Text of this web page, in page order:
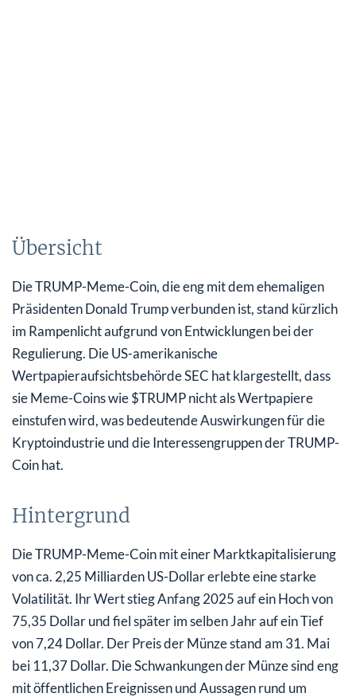
Übersicht
Die TRUMP-Meme-Coin, die eng mit dem ehemaligen
Präsidenten Donald Trump verbunden ist, stand kürzlich
im Rampenlicht aufgrund von Entwicklungen bei der
Regulierung. Die US-amerikanische
Wertpapieraufsichtsbehörde SEC hat klargestellt, dass
sie Meme-Coins wie $TRUMP nicht als Wertpapiere
einstufen wird, was bedeutende Auswirkungen für die
Kryptoindustrie und die Interessengruppen der TRUMP-
Coin hat.
Hintergrund
Die TRUMP-Meme-Coin mit einer Marktkapitalisierung
von ca. 2,25 Milliarden US-Dollar erlebte eine starke
Volatilität. Ihr Wert stieg Anfang 2025 auf ein Hoch von
75,35 Dollar und fiel später im selben Jahr auf ein Tief
von 7,24 Dollar. Der Preis der Münze stand am 31. Mai
bei 11,37 Dollar. Die Schwankungen der Münze sind eng
mit öffentlichen Ereignissen und Aussagen rund um